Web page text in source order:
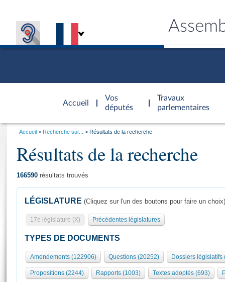
Accueil
d'accueil
Vos
députés
Travaux
parlementaires
Présidence
577 députés
Groupes politiques
Séance publique
Commissions et autres organes
Europe et International
Général
Rôle et pouvoirs de l'Assemblée
Organisation de l'Assemblée
Présidence Conférence des Présidents Bureau Collège des
Visiter l'Assemblée
Visite virtuelle du palais Bourbon
Assister à une séance
Vous
Accueil Recherche sur... Résultats de la recherche
Résultats de la recherche
166590 résultats trouvés
LÉGISLATURE (Cliquez sur l'un des boutons pour faire un choix)
17e législature (X) Précédentes législatures
TYPES DE DOCUMENTS
Amendements (122906) Questions (20252) Dossiers législatifs
Propositions (2244) Rapports (1003) Textes adoptés (693)